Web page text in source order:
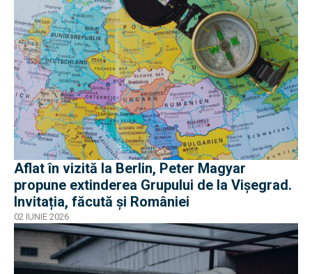
Aflat în vizită la Berlin, Peter Magyar
propune extinderea Grupului de la Vişegrad.
Invitația, făcută și României
02 IUNIE 2026